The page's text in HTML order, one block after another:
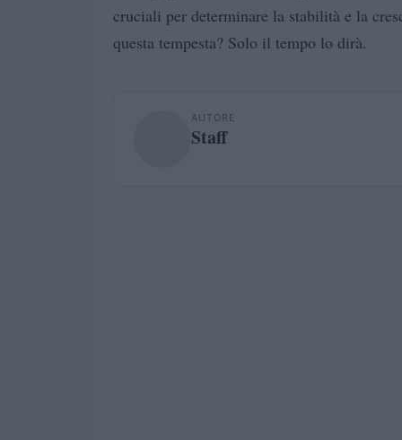
cruciali per determinare la stabilità e la
questa tempesta? Solo il tempo lo dirà.
AUTORE
Staff